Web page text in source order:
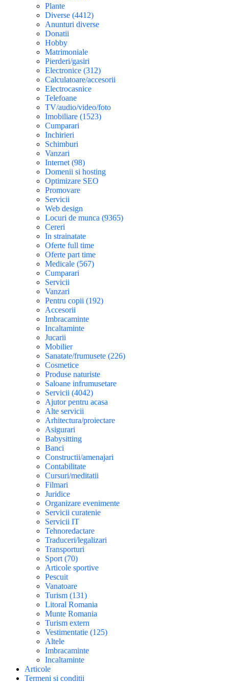
Plante
Diverse (4412)
Anunturi diverse
Donatii
Hobby
Matrimoniale
Pierderi/gasiri
Electronice (312)
Calculatoare/accesorii
Electrocasnice
Telefoane
TV/audio/video/foto
Imobiliare (1523)
Cumparari
Inchirieri
Schimburi
Vanzari
Internet (98)
Domenii si hosting
Optimizare SEO
Promovare
Servicii
Web design
Locuri de munca (9365)
Cereri
In strainatate
Oferte full time
Oferte part time
Medicale (567)
Cumparari
Servicii
Vanzari
Pentru copii (192)
Accesorii
Imbracaminte
Incaltaminte
Jucarii
Mobilier
Sanatate/frumusete (226)
Cosmetice
Produse naturiste
Saloane infrumusetare
Servicii (4042)
Ajutor pentru acasa
Alte servicii
Arhitectura/proiectare
Asigurari
Babysitting
Banci
Constructii/amenajari
Contabilitate
Cursuri/meditatii
Filmari
Juridice
Organizare evenimente
Servicii curatenie
Servicii IT
Tehnoredactare
Traduceri/legalizari
Transporturi
Sport (70)
Articole sportive
Pescuit
Vanatoare
Turism (131)
Litoral Romania
Munte Romania
Turism extern
Vestimentatie (125)
Altele
Imbracaminte
Incaltaminte
Articole
Termeni si conditii